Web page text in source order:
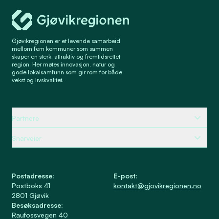
Gjøvikregionen Utvikling
Gjøvikregionen er et levende samarbeid
mellom fem kommuner som sammen
skaper en sterk, attraktiv og fremtidsrettet
region. Her møtes innovasjon, natur og
gode lokalsamfunn som gir rom for både
vekst og livskvalitet.
Partnere
Snarveier
Postadresse:
Postboks 41
2801 Gjøvik
Besøksadresse:
Raufossvegen 40
E-post:
kontakt@gjovikregionen.no